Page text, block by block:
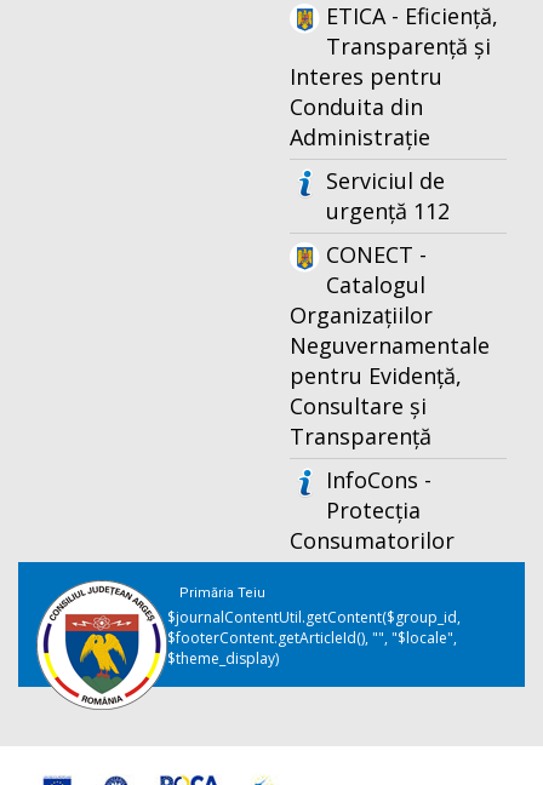
ETICA - Eficiență,
Transparență și
Interes pentru
Conduita din
Administrație
Serviciul de
urgență 112
CONECT -
Catalogul
Organizațiilor
Neguvernamentale
pentru Evidență,
Consultare și
Transparență
InfoCons -
Protecția
Consumatorilor
Primăria Teiu
$journalContentUtil.getContent($group_id,
$footerContent.getArticleId(), "", "$locale",
$theme_display)